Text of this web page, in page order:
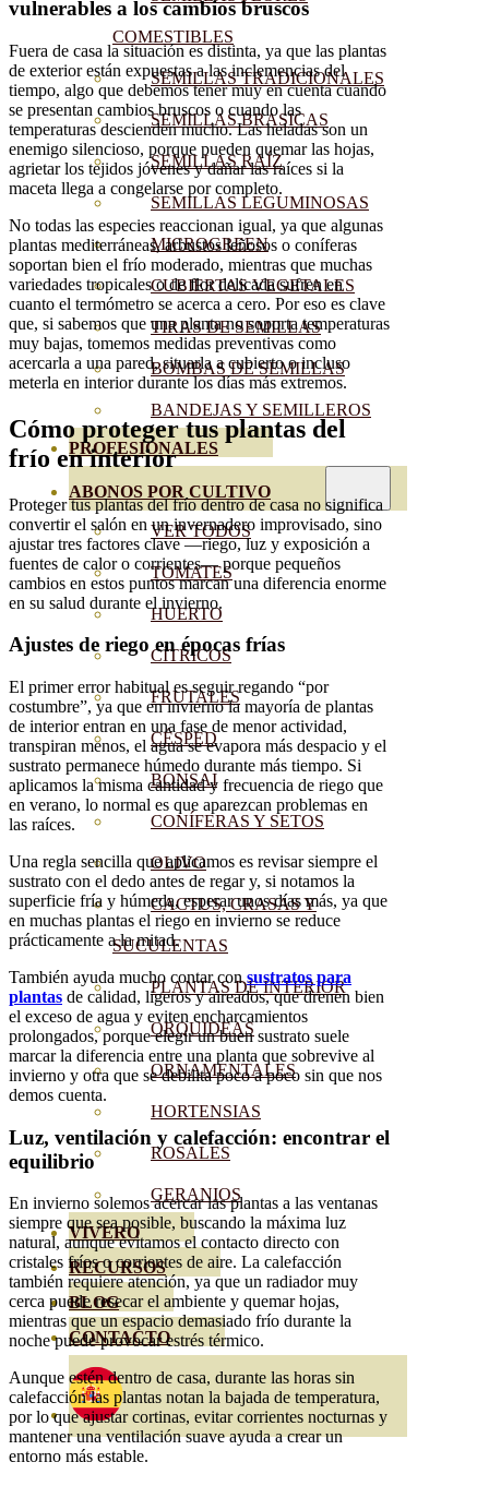
COMESTIBLES
SEMILLAS TRADICIONALES
SEMILLAS BRASICAS
SEMILLAS RAÍZ
SEMILLAS LEGUMINOSAS
MICROGREEN
CUBIERTAS VEGETALES
TIRAS DE SEMILLAS
BOMBAS DE SEMILLAS
BANDEJAS Y SEMILLEROS
PROFESIONALES
ABONOS POR CULTIVO
VER TODOS
TOMATES
HUERTO
CÍTRICOS
FRUTALES
CÉSPED
BONSAI
CONÍFERAS Y SETOS
OLIVO
CACTUS, CRASAS Y
SUCULENTAS
PLANTAS DE INTERIOR
ORQUIDEAS
ORNAMENTALES
HORTENSIAS
ROSALES
GERANIOS
VIVERO
RECURSOS
BLOG
CONTACTO
vulnerables a los cambios bruscos
Fuera de casa la situación es distinta, ya que las plantas
de exterior están expuestas a las inclemencias del
tiempo, algo que debemos tener muy en cuenta cuando
se presentan cambios bruscos o cuando las
temperaturas descienden mucho. Las heladas son un
enemigo silencioso, porque pueden quemar las hojas,
agrietar los tejidos jóvenes y dañar las raíces si la
maceta llega a congelarse por completo.
No todas las especies reaccionan igual, ya que algunas
plantas mediterráneas, arbustos leñosos o coníferas
soportan bien el frío moderado, mientras que muchas
variedades tropicales o de flor delicada sufren en
cuanto el termómetro se acerca a cero. Por eso es clave
que, si sabemos que una planta no soporta temperaturas
muy bajas, tomemos medidas preventivas como
acercarla a una pared, situarla a cubierto o incluso
meterla en interior durante los días más extremos.
Cómo proteger tus plantas del
frío en interior
Proteger tus plantas del frío dentro de casa no significa
convertir el salón en un invernadero improvisado, sino
ajustar tres factores clave —riego, luz y exposición a
fuentes de calor o corrientes— porque pequeños
cambios en estos puntos marcan una diferencia enorme
en su salud durante el invierno.
Ajustes de riego en épocas frías
El primer error habitual es seguir regando “por
costumbre”, ya que en invierno la mayoría de plantas
de interior entran en una fase de menor actividad,
transpiran menos, el agua se evapora más despacio y el
sustrato permanece húmedo durante más tiempo. Si
aplicamos la misma cantidad y frecuencia de riego que
en verano, lo normal es que aparezcan problemas en
las raíces.
Una regla sencilla que aplicamos es revisar siempre el
sustrato con el dedo antes de regar y, si notamos la
superficie fría y húmeda, esperar unos días más, ya que
en muchas plantas el riego en invierno se reduce
prácticamente a la mitad.
También ayuda mucho contar consustratos para
plantas de calidad, ligeros y aireados, que drenen bien
el exceso de agua y eviten encharcamientos
prolongados, porque elegir un buen sustrato suele
marcar la diferencia entre una planta que sobrevive al
invierno y otra que se debilita poco a poco sin que nos
demos cuenta.
Luz, ventilación y calefacción: encontrar el
equilibrio
En invierno solemos acercar las plantas a las ventanas
siempre que sea posible, buscando la máxima luz
natural, aunque evitamos el contacto directo con
cristales fríos o corrientes de aire. La calefacción
también requiere atención, ya que un radiador muy
cerca puede resecar el ambiente y quemar hojas,
mientras que un espacio demasiado frío durante la
noche puede provocar estrés térmico.
Aunque estén dentro de casa, durante las horas sin
calefacción las plantas notan la bajada de temperatura,
por lo que ajustar cortinas, evitar corrientes nocturnas y
mantener una ventilación suave ayuda a crear un
entorno más estable.